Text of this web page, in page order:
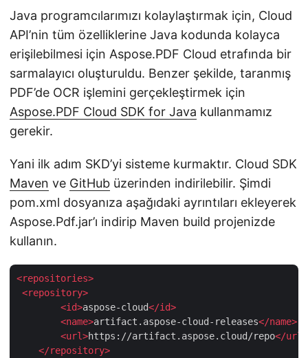
Java programcılarımızı kolaylaştırmak için, Cloud
API’nin tüm özelliklerine Java kodunda kolayca
erişilebilmesi için Aspose.PDF Cloud etrafında bir
sarmalayıcı oluşturuldu. Benzer şekilde, taranmış
PDF’de OCR işlemini gerçekleştirmek için
Aspose.PDF Cloud SDK for Java kullanmamız
gerekir.
Yani ilk adım SKD’yi sisteme kurmaktır. Cloud SDK
Maven ve GitHub üzerinden indirilebilir. Şimdi
pom.xml dosyanıza aşağıdaki ayrıntıları ekleyerek
Aspose.Pdf.jar’ı indirip Maven build projenizde
kullanın.
<repositories>
<repository>
<id>aspose-cloud</id>
<name>artifact.aspose-cloud-releases</name>
<url>https://artifact.aspose.cloud/repo</url
</repository>